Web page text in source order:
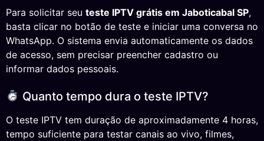
Para solicitar seu teste IPTV grátis em Jaboticabal SP,
basta clicar no botão de teste e iniciar uma conversa no
WhatsApp. O sistema envia automaticamente os dados
de acesso, sem precisar preencher cadastro ou
informar dados pessoais.
Quanto tempo dura o teste IPTV?
O teste IPTV tem duração de aproximadamente 4 horas,
tempo suficiente para testar canais ao vivo, filmes,